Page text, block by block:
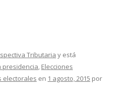
Tributaria y está
presidencia, Elecciones
electorales en 1 agosto, 2015 por